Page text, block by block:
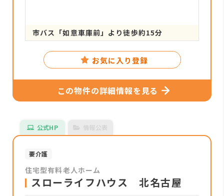
市バス「如意車庫前」より徒歩約15分
お気に入り登録
この物件の詳細情報を見る
公式HP
要介護
住宅型有料老人ホーム
スローライフハウス 北名古屋